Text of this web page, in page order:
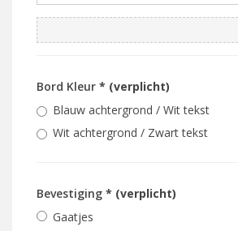
Bord Kleur * (verplicht)
Blauw achtergrond / Wit tekst
Wit achtergrond / Zwart tekst
Bevestiging * (verplicht)
Gaatjes